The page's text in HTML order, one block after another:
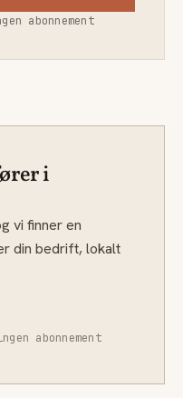
abonnement
i
vi finner en
din bedrift, lokalt
abonnement